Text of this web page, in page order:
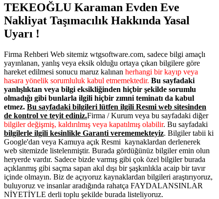
TEKEOĞLU Karaman Evden Eve
Nakliyat Taşımacılık Hakkında Yasal
Uyarı !
Firma Rehberi Web sitemiz wtgsoftware.com, sadece bilgi amaçlı
yayınlanan, yanlış veya eksik olduğu ortaya çıkan bilgilere göre
hareket edilmesi sonucu maruz kalınan herhangi bir kayıp veya
hasara yönelik sorumluluk kabul etmemektedir. Bu sayfadaki
yanlışlıktan veya bilgi eksikliğinden hiçbir şekilde sorumlu
olmadığı gibi bunlarla ilgili hiçbir zımni teminatı da kabul
etmez. Bu sayfadaki bilgileri lütfen ilgili Resmi web sitesinden
de kontrol ve teyit ediniz.Firma / Kurum veya bu sayfadaki diğer
bilgiler değişmiş, kaldırılmış veya kapatılmış olabilir. Bu sayfadaki
bilgilerle ilgili kesinlikle Garanti verememekteyiz. Bilgiler tabii ki
Google'dan veya Kamuya açık Resmi kaynaklardan derlenerek
web sitemizde listelenmiştir. Burada gördüğünüz bilgiler emin olun
heryerde vardır. Sadece bizde varmış gibi çok özel bilgiler burada
açıklanmış gibi saçma sapan akıl dışı bir şaşkınlıkla acaip bir tavır
içinde olmayın. Biz de açıyoruz kaynaklardan bilgileri araştırıyoruz,
buluyoruz ve insanlar aradığında rahatça FAYDALANSINLAR
NİYETİYLE derli toplu şekilde burada listeliyoruz.